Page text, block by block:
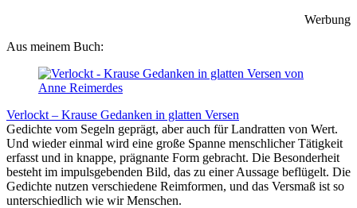
Werbung
Aus meinem Buch:
Verlockt – Krause Gedanken in glatten Versen
Gedichte vom Segeln geprägt, aber auch für Landratten von Wert.
Und wieder einmal wird eine große Spanne menschlicher Tätigkeit
erfasst und in knappe, prägnante Form gebracht. Die Besonderheit
besteht im impulsgebenden Bild, das zu einer Aussage beflügelt. Die
Gedichte nutzen verschiedene Reimformen, und das Versmaß ist so
unterschiedlich wie wir Menschen.